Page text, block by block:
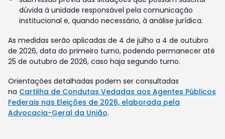
dúvida à unidade responsável pela comunicação
institucional e, quando necessário, à análise jurídica.
As medidas serão aplicadas de 4 de julho a 4 de outubro
de 2026, data do primeiro turno, podendo permanecer até
25 de outubro de 2026, caso haja segundo turno.
Orientações detalhadas podem ser consultadas
na Cartilha de Condutas Vedadas aos Agentes Públicos
Federais nas Eleições de 2026, elaborada pela
Advocacia-Geral da União.